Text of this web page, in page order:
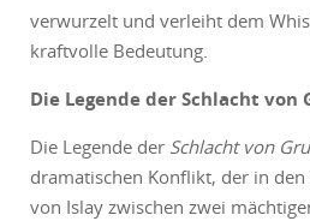
verwurzelt und verleiht dem
kraftvolle Bedeutung.
Die Legende der Schlacht von
Die Legende der Schlacht von
dramatischen Konflikt, der in
von Islay zwischen zwei